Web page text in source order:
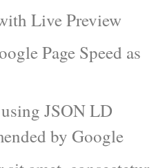
Live Preview
Page Speed as
JSON LD
by Google